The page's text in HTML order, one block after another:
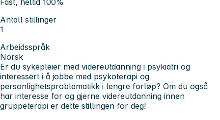
Antall stillinger
1
Arbeidsspråk
Norsk
Er du sykepleier med videreutdanning i psykiatri og
interessert i å jobbe med psykoterapi og
personlighetsproblematikk i lengre forløp? Om du også
har interesse for og gjerne videreutdanning innen
gruppeterapi er dette stillingen for deg!